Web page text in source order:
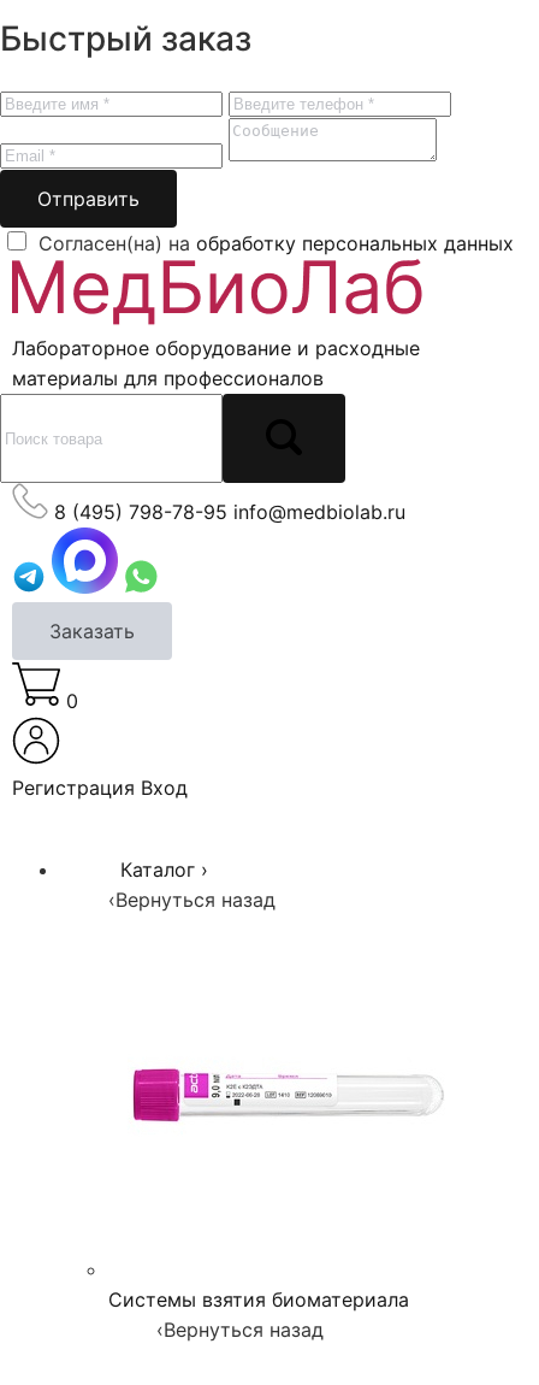
Быстрый заказ
Отправить
Согласен(на) на обработку персональных данных
Лабораторное оборудование и расходные
материалы для профессионалов
8 (495) 798-78-95 info@medbiolab.ru
Заказать
0
Регистрация Вход
Каталог ›
‹Вернуться назад
Системы взятия биоматериала
‹Вернуться назад